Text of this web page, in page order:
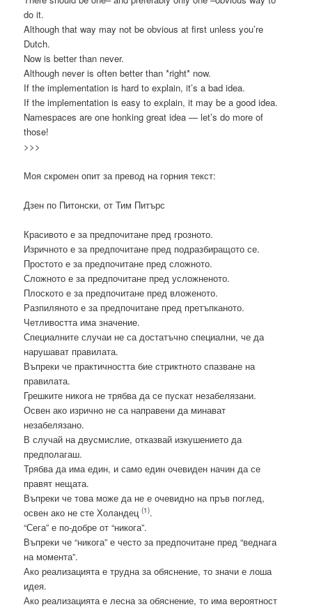
do it.
Although that way may not be obvious at first unless you’re
Dutch.
Now is better than never.
Although never is often better than *right* now.
If the implementation is hard to explain, it’s a bad idea.
If the implementation is easy to explain, it may be a good idea.
Namespaces are one honking great idea — let’s do more of
those!
>>>
Моя скромен опит за превод на горния текст:
Дзен по Питонски, от Тим Питърс
Красивото е за предпочитане пред грозното.
Изричното е за предпочитане пред подразбиращото се.
Простото е за предпочитане пред сложното.
Сложното е за предпочитане пред усложненото.
Плоското е за предпочитане пред вложеното.
Разпиляното е за предпочитане пред претъпканото.
Четливостта има значение.
Специалните случаи не са достатъчно специални, че да
нарушават правилата.
Въпреки че практичността бие стриктното спазване на
правилата.
Грешките никога не трябва да се пускат незабелязани.
Освен ако изрично не са направени да минават
незабелязано.
В случай на двусмислие, отказвай изкушението да
предполагаш.
Трябва да има един, и само един очевиден начин да се
правят нещата.
Въпреки че това може да не е очевидно на пръв поглед,
освен ако не сте Холандец(1).
“Сега” е по-добре от “никога”.
Въпреки че “никога” е често за предпочитане пред “веднага
на момента”.
Ако реализацията е трудна за обяснение, то значи е лоша
идея.
Ако реализацията е лесна за обяснение, то има вероятност